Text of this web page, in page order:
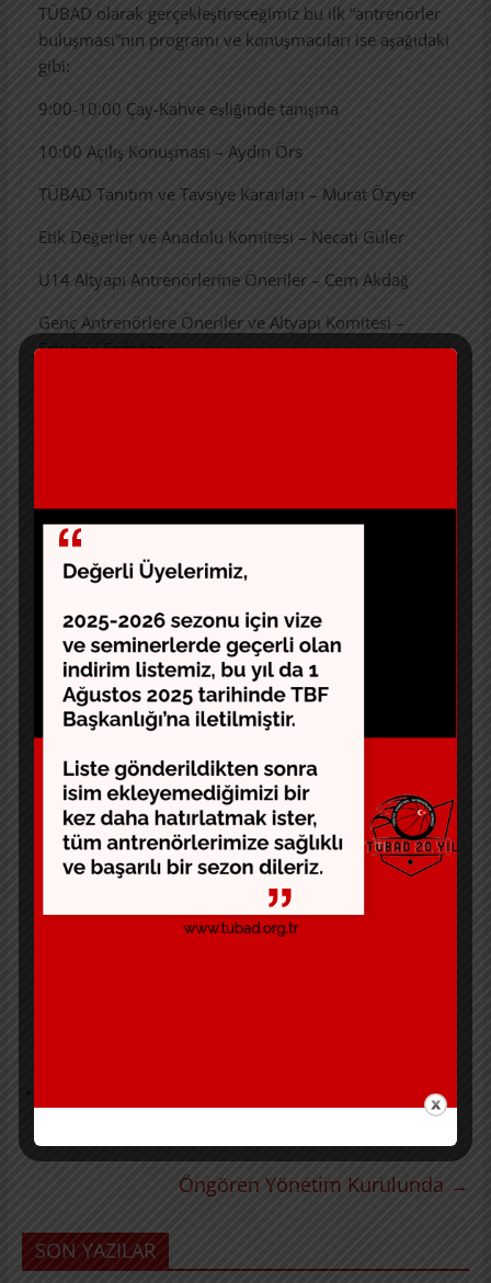
TÜBAD olarak gerçekleştireceğimiz bu ilk “antrenörler
buluşması”nın programı ve konuşmacıları ise aşağıdaki
gibi:
9:00-10:00 Çay-Kahve eşliğinde tanışma
10:00 Açılış Konuşması – Aydın Örs
TÜBAD Tanıtım ve Tavsiye Kararları – Murat Özyer
Etik Değerler ve Anadolu Komitesi – Necati Güler
U14 Altyapı Antrenörlerine Öneriler – Cem Akdağ
Genç Antrenörlere Öneriler ve Altyapı Komitesi –
Ertuğrul Erdoğan
← Aydın Örs ve Tecrübeli Eğiticiler Hatay’daydı
Öngören Yönetim Kurulunda →
SON YAZILAR